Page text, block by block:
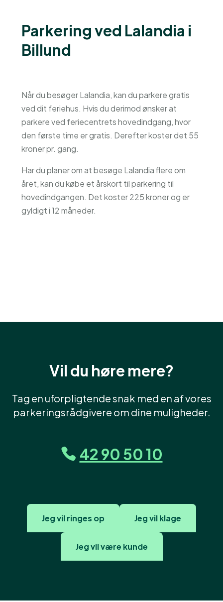
Parkering ved Lalandia i
Billund
Når du besøger Lalandia, kan du parkere gratis
ved dit feriehus. Hvis du derimod ønsker at
parkere ved feriecentrets hovedindgang, hvor
den første time er gratis. Derefter koster det 55
kroner pr. gang.
Har du planer om at besøge Lalandia flere om
året, kan du købe et årskort til parkering til
hovedindgangen. Det koster 225 kroner og er
gyldigt i 12 måneder.
Vil du høre mere?
Tag en uforpligtende snak med en af vores
parkeringsrådgivere om dine muligheder.
42 90 50 10
Jeg vil ringes op Jeg vil klage
Jeg vil være kunde